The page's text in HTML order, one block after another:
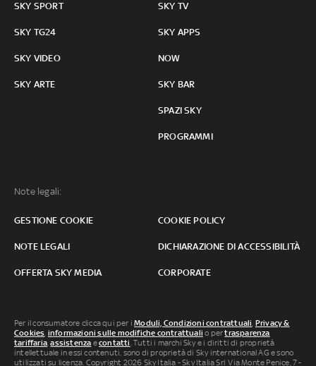
SKY SPORT
SKY TG24
SKY VIDEO
SKY ARTE
SKY TV
SKY APPS
NOW
SKY BAR
SPAZI SKY
PROGRAMMI
Note legali:
GESTIONE COOKIE COOKIE POLICY
NOTE LEGALI DICHIARAZIONE DI ACCESSIBILITÀ
OFFERTA SKY MEDIA CORPORATE
Per il consumatore clicca qui per iModuli, Condizioni contrattuali, Privacy &
Cookies, informazioni sulle modifiche contrattuali o pertrasparenza
tariffaria,assistenza econtatti. Tutti i marchi Sky e i diritti di proprietà
intellettuale in essi contenuti, sono di proprietà di Sky international AG e sono
utilizzati su licenza. Copyright 2026 Sky Italia - Sky Italia Srl Via Monte Penice, 7 -